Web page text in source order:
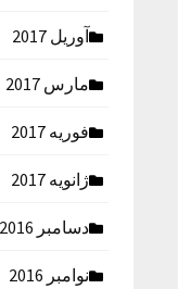
آوریل 2017
مارس 2017
فوریه 2017
ژانویه 2017
دسامبر 2016
نوامبر 2016